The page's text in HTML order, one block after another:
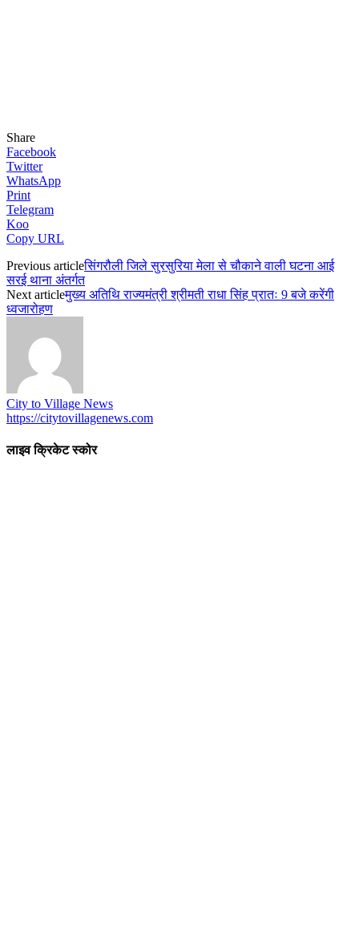
Share
Facebook
Twitter
WhatsApp
Print
Telegram
Koo
Copy URL
Previous articleसिंगरौली जिले सुरसुरिया मेला से चौकाने वाली घटना आई
सरई थाना अंतर्गत
Next articleमुख्य अतिथि राज्यमंत्री श्रीमती राधा सिंह प्रातः 9 बजे करेंगी
ध्वजारोहण
City to Village News
https://citytovillagenews.com
लाइव क्रिकेट स्कोर